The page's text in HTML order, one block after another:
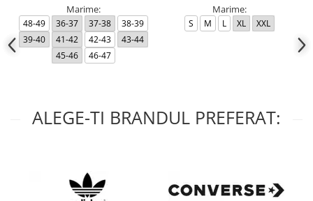
Marime:
48-49 36-37 37-38
38-39
39-40
41-42 42-43
43-44
45-46
46-47
Marime:
S M L XL XXL
ALEGE-TI BRANDUL PREFERAT: